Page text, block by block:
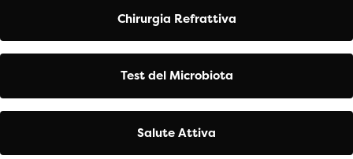
Chirurgia Refrattiva
Test del Microbiota
Salute Attiva